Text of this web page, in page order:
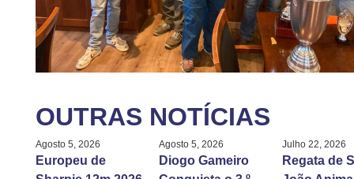
OUTRAS NOTÍCIAS
Agosto 5, 2026
Europeu de
Agosto 5, 2026
Diogo Gameiro
Julho 22, 2026
Regata de